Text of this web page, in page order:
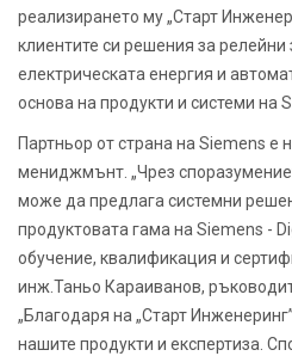
реализирането му „Старт
клиентите си решения за релейни
електрическата енергия и
основа на продукти и системи на
Партньор от страна на Siemens е
мениджмънт. „Чрез
може да предлага системни
продуктовата гама на Siemens -
обучение, квалификация и
инж.Таньо Караиванов,
„Благодаря на „Старт
нашите продукти и експертиза.